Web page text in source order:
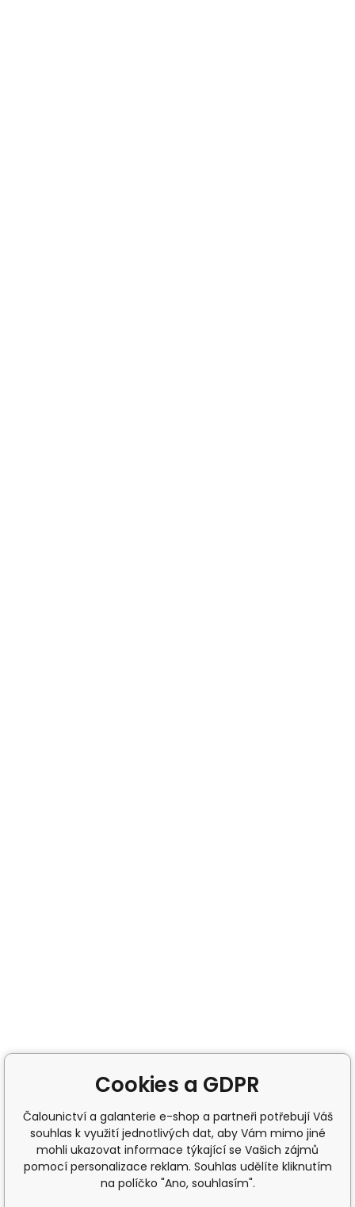
Cookies a GDPR
Čalounictví a galanterie e-shop a partneři potřebují Váš
souhlas k využití jednotlivých dat, aby Vám mimo jiné
mohli ukazovat informace týkající se Vašich zájmů
pomocí personalizace reklam. Souhlas udělíte kliknutím
na políčko "Ano, souhlasím".